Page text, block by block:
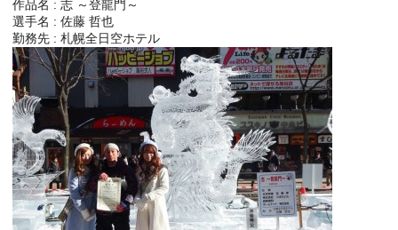
作品名 : 志 ～登龍門～
選手名 : 佐藤 哲也
勤務先 : 札幌全日空ホテル